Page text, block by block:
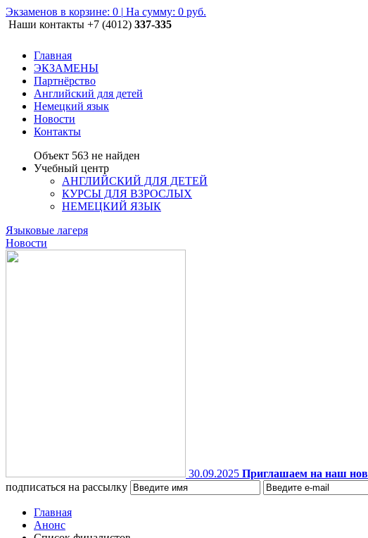
Экзаменов в корзине: 0 | На сумму: 0 руб.
Наши контакты +7 (4012) 337-335
Главная
ЭКЗАМЕНЫ
Партнёрство
Английский для детей
Немецкий язык
Новости
Контакты
Объект 563 не найден
Учебный центр
АНГЛИЙСКИЙ ДЛЯ ДЕТЕЙ
КУРСЫ ДЛЯ ВЗРОСЛЫХ
НЕМЕЦКИЙ ЯЗЫК
Языковые лагеря
Новости
30.09.2025 Приглашаем на наш
подписаться на рассылку
Главная
Анонс